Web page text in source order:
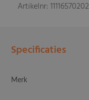
Artikelnr: 11116570202
Specificaties
Merk